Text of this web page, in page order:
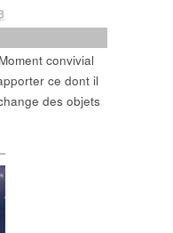
convivial
ce dont il
des objets